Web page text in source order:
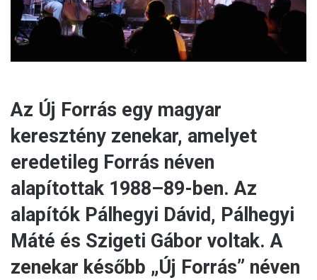
Az Új Forrás egy magyar
keresztény zenekar, amelyet
eredetileg Forrás néven
alapítottak 1988–89-ben. Az
alapítók Pálhegyi Dávid, Pálhegyi
Máté és Szigeti Gábor voltak. A
zenekar később „Új Forrás” néven